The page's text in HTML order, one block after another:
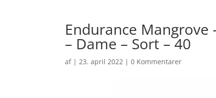
Endurance
– Dame – Sort – 40
af | 23. april 2022 |0 Kommentarer